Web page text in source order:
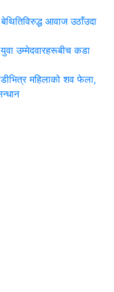
आवाज उठाँउदा
उम्मेदवारहरूबीच कडा
महिलाको शव फेला,